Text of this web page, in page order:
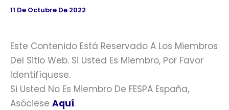
11 De Octubre De 2022
Este Contenido Está Reservado A Los Miembros
Del Sitio Web. Si Usted Es Miembro, Por Favor
Identifíquese.
Si Usted No Es Miembro De FESPA España,
Asóciese Aquí.